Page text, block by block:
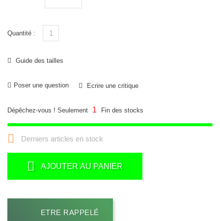
Quantité :
Guide des tailles
Poser une question Ecrire une critique
Dépêchez-vous ! Seulement 1 Fin des stocks
 Derniers articles en stock
AJOUTER AU PANIER
ETRE RAPPELÉ